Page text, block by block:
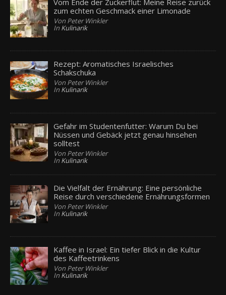
Vom Ende der Zuckerflut: Meine Reise zurück
zum echten Geschmack einer Limonade
Von Peter Winkler
In Kulinarik
Rezept: Aromatisches Israelisches
Schakschuka
Von Peter Winkler
In Kulinarik
Gefahr im Studentenfutter: Warum Du bei
Nüssen und Gebäck jetzt genau hinsehen
solltest
Von Peter Winkler
In Kulinarik
Die Vielfalt der Ernährung: Eine persönliche
Reise durch verschiedene Ernährungsformen
Von Peter Winkler
In Kulinarik
Kaffee in Israel: Ein tiefer Blick in die Kultur
des Kaffeetrinkens
Von Peter Winkler
In Kulinarik